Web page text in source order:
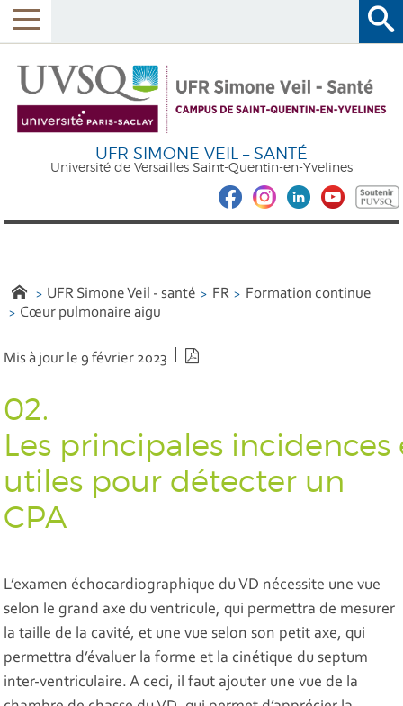
UFR SIMONE VEIL – SANTÉ
Université de Versailles Saint-Quentin-en-Yvelines
UFR Simone Veil - santé FR
Formation continue
Cœur pulmonaire aigu
Mis à jour le 9 février 2023
02.
Les principales
utiles pour détecter un
CPA
L’examen échocardiographique du VD nécessite une vue
selon le grand axe du ventricule, qui permettra de mesurer
la taille de la cavité, et une vue selon son petit axe, qui
permettra d’évaluer la forme et la cinétique du septum
inter-ventriculaire. A ceci, il faut ajouter une vue de la